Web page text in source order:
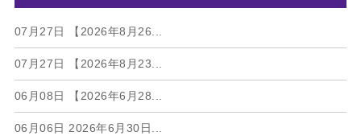
07月27日 【2026年8月26...
07月27日 【2026年8月23...
06月08日 【2026年6月28...
06月06日 2026年6月30日...